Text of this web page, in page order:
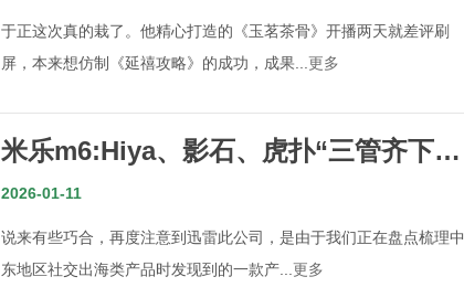
于正这次真的栽了。他精心打造的《玉茗茶骨》开播两天就差评刷
屏，本来想仿制《延禧攻略》的成功，成果...更多
米乐m6:Hiya、影石、虎扑“三管齐下”
之后迅雷在2025打了一次翻身仗？
2026-01-11
说来有些巧合，再度注意到迅雷此公司，是由于我们正在盘点梳理中
东地区社交出海类产品时发现到的一款产...更多